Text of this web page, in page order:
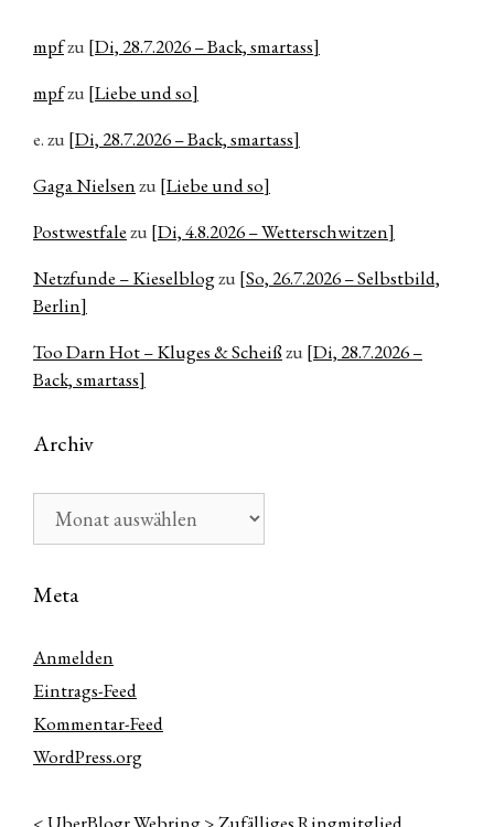
mpfzu [Di, 28.7.2026 – Back, smartass]
mpfzu [Liebe und so]
e.zu [Di, 28.7.2026 – Back, smartass]
Gaga Nielsenzu [Liebe und so]
Postwestfalezu [Di, 4.8.2026 – Wetterschwitzen]
Netzfunde – Kieselblogzu [So, 26.7.2026 – Selbstbild,
Berlin]
Too Darn Hot – Kluges & Scheißzu [Di, 28.7.2026 –
Back, smartass]
Archiv
Meta
Anmelden
Eintrags-Feed
Kommentar-Feed
WordPress.org